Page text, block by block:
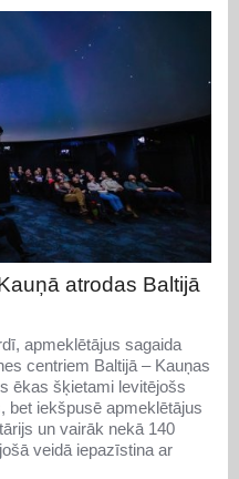
atrodas Baltijā
apmeklētājus sagaida
centriem Baltijā – Kauņas
ēkas šķietami levitējošs
bet iekšpusē apmeklētājus
un vairāk nekā 140
veidā iepazīstina ar